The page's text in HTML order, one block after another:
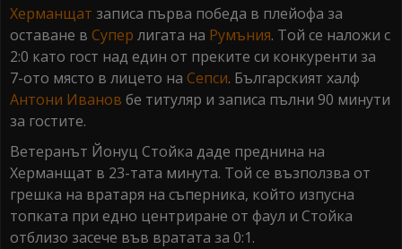
Херманщат записа първа победа в плейофа за
оставане в Супер лигата на Румъния. Той се наложи с
2:0 като гост над един от преките си конкуренти за
7-ото място в лицето на Сепси. Българският халф
Антони Иванов бе титуляр и записа пълни 90 минути
за гостите.
Ветеранът Йонуц Стойка даде преднина на
Херманщат в 23-тата минута. Той се възползва от
грешка на вратаря на съперника, който изпусна
топката при едно центриране от фаул и Стойка
отблизо засече във вратата за 0:1.